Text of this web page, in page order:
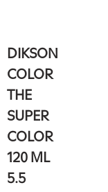
DIKSON
COLOR
THE
SUPER
COLOR
120 ML
5.5